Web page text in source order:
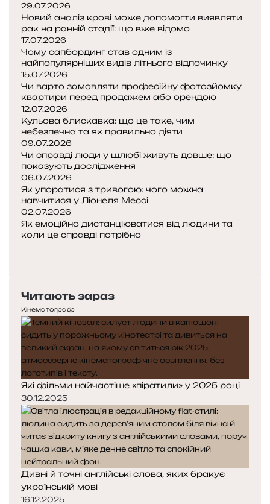
29.07.2026
Новий аналіз крові може допомогти виявляти
рак на ранній стадії: що вже відомо
17.07.2026
Чому сапбординг став одним із
найпопулярніших видів літнього відпочинку
15.07.2026
Чи варто замовляти професійну фотозйомку
квартири перед продажем або орендою
12.07.2026
Кульова блискавка: що це таке, чим
небезпечна та як правильно діяти
09.07.2026
Чи справді люди у шлюбі живуть довше: що
показують дослідження
06.07.2026
Як упоратися з тривогою: чого можна
навчитися у Ліонеля Мессі
02.07.2026
Як емоційно дистанціюватися від людини та
коли це справді потрібно
Читають зараз
Кінематограф
Які фільми найчастіше «піратили» у 2025 році
30.12.2025
Дивні й точні англійські слова, яких бракує
українській мові
16.12.2025